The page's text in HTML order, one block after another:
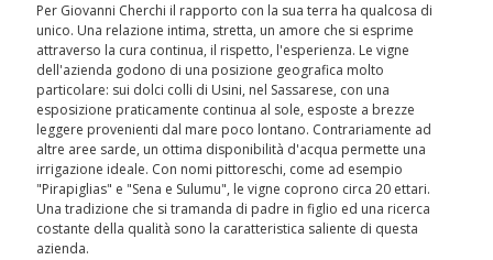
Per Giovanni Cherchi il rapporto con la sua terra ha qualcosa di
unico. Una relazione intima, stretta, un amore che si esprime
attraverso la cura continua, il rispetto, l'esperienza. Le vigne
dell'azienda godono di una posizione geografica molto
particolare: sui dolci colli di Usini, nel Sassarese, con una
esposizione praticamente continua al sole, esposte a brezze
leggere provenienti dal mare poco lontano. Contrariamente ad
altre aree sarde, un ottima disponibilità d'acqua permette una
irrigazione ideale. Con nomi pittoreschi, come ad esempio
"Pirapiglias" e "Sena e Sulumu", le vigne coprono circa 20 ettari.
Una tradizione che si tramanda di padre in figlio ed una ricerca
costante della qualità sono la caratteristica saliente di questa
azienda.